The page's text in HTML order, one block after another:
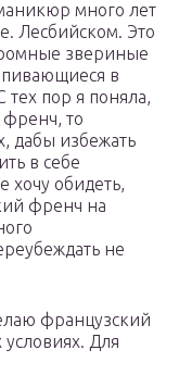
много лет
Лесбийском. Это
звериные
в
пор я поняла,
френч, то
дабы избежать
в себе
хочу обидеть,
френч на
не
французский
Для